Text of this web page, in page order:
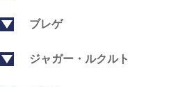
ブレゲ
ジャガー・ルクルト